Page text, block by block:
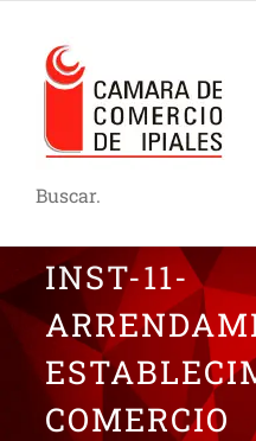
Buscar.
INST-11-
COMERCIO